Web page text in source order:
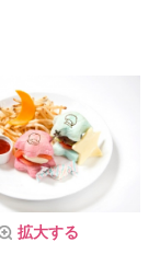
拡大する